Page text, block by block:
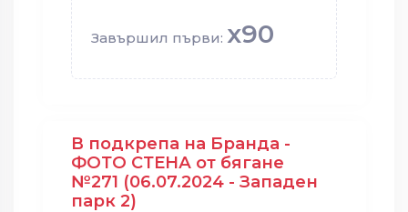
Завършил първи: x90
В подкрепа на Бранда -
ФОТО СТЕНА от бягане
№271 (06.07.2024 - Западен
парк 2)